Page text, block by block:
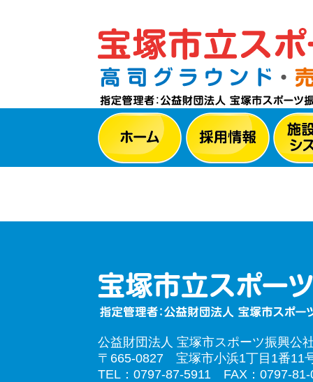
公益財団法人 宝塚市スポーツ振興公
〒665-0827 宝塚市小浜1丁目1番11
TEL：0797-87-5911 FAX：0797-81-